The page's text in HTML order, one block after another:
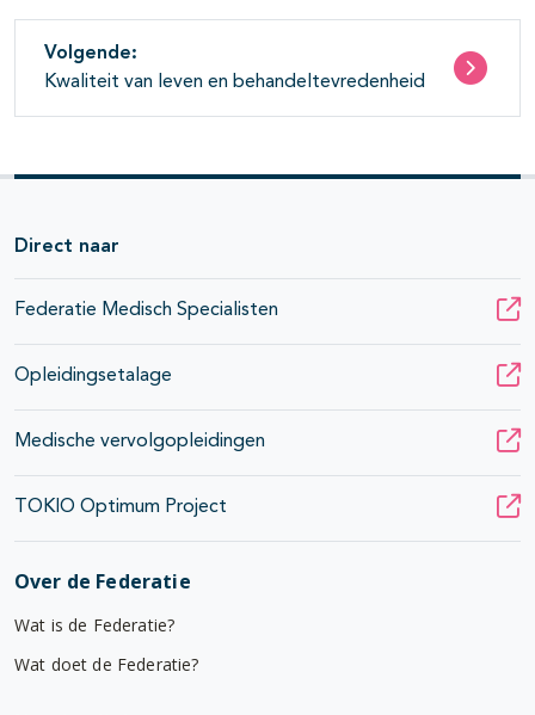
Volgende:
Kwaliteit van leven en behandeltevredenheid
Direct naar
Federatie Medisch Specialisten
Opleidingsetalage
Medische vervolgopleidingen
TOKIO Optimum Project
Over de Federatie
Wat is de Federatie?
Wat doet de Federatie?